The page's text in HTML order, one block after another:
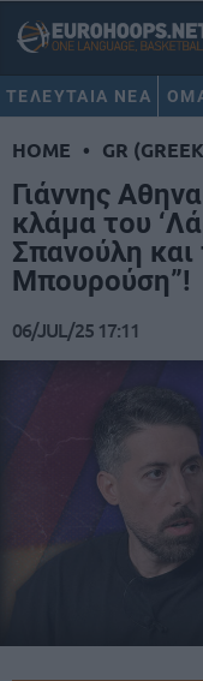
ΤΕΛΕΥΤΑΙΑ ΝΕΑ
HOME • GR
Γιάννης
κλάμα του
Σπανούλη και
Μπουρούση”!
06/JUL/25 17:11